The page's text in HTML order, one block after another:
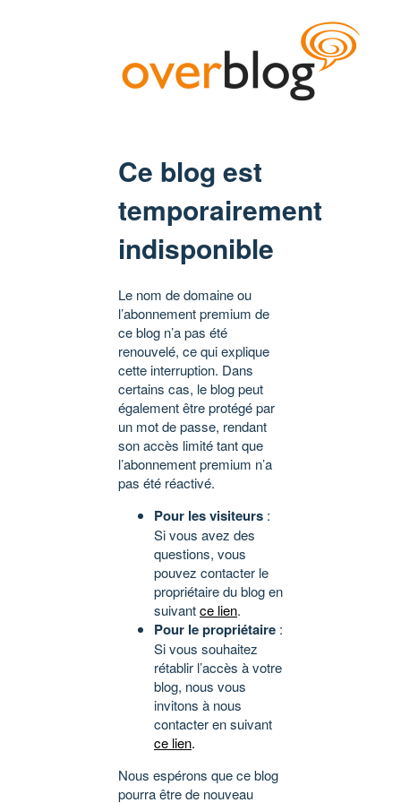
Ce blog est
temporairement
indisponible
Le nom de domaine ou
l’abonnement premium de
ce blog n’a pas été
renouvelé, ce qui explique
cette interruption. Dans
certains cas, le blog peut
également être protégé par
un mot de passe, rendant
son accès limité tant que
l’abonnement premium n’a
pas été réactivé.
Pour les visiteurs :
Si vous avez des
questions, vous
pouvez contacter le
propriétaire du blog en
suivantce lien.
Pour le propriétaire :
Si vous souhaitez
rétablir l’accès à votre
blog, nous vous
invitons à nous
contacter en suivant
ce lien.
Nous espérons que ce blog
pourra être de nouveau